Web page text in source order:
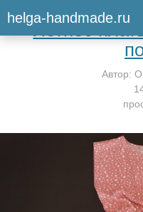
helga-handmade.ru
Вернуться
Летнее
Автор: